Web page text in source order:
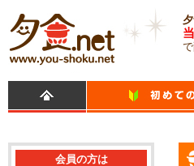
会員の方は